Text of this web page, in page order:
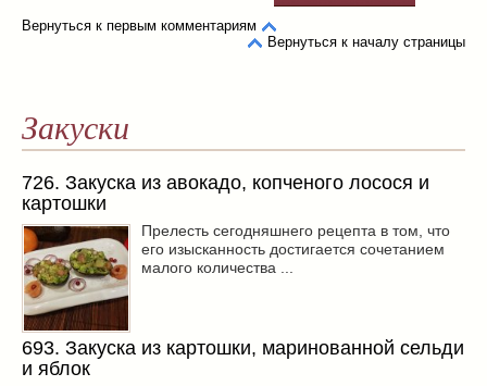
Вернуться к первым комментариям
Вернуться к началу страницы
Закуски
726. Закуска из авокадо, копченого лосося и
картошки
Прелесть сегодняшнего рецепта в том, что
его изысканность достигается сочетанием
малого количества ...
693. Закуска из картошки, маринованной сельди
и яблок